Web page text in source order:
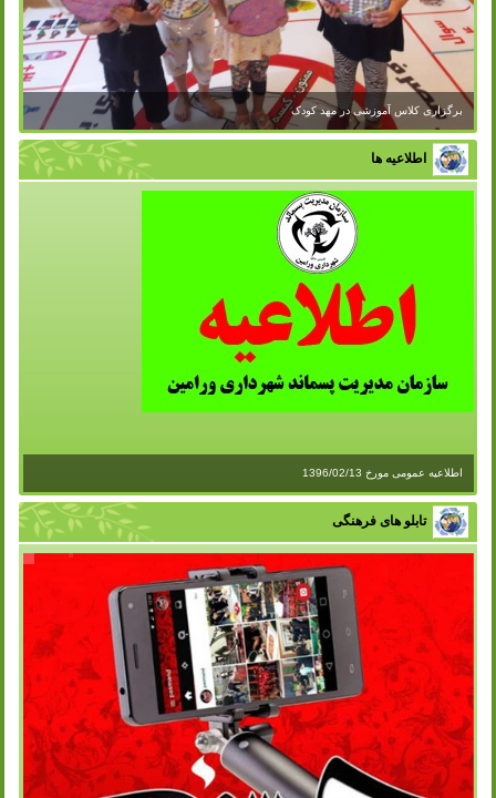
برگزاری کلاس آموزشی در مهد کودک
اطلاعیه ها
اطلاعیه عمومی مورخ 1396/02/13
تابلو های فرهنگی